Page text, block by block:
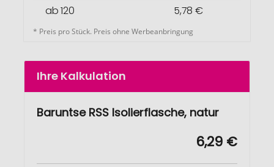
ab 120
5,78 €
* Preis pro Stück. Preis ohne Werbeanbringung
Ihre Kalkulation
Baruntse RSS Isolierflasche, natur
6,29 €